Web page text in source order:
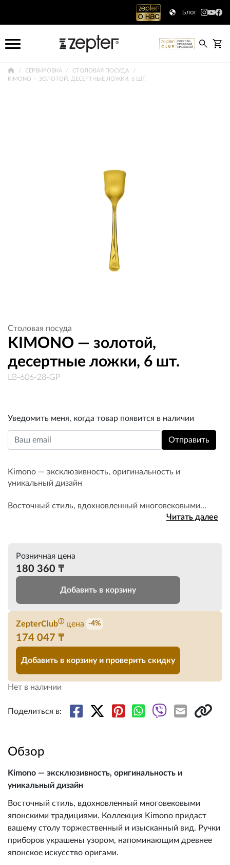
Блог
СЕРВИРОВКА
СТОЛОВАЯ ПОСУДА
KIMONO — ЗОЛОТОЙ, ДЕСЕРТНЫЕ ЛОЖКИ, 6 ШТ.
Столовая посуда
KIMONO — золотой,
десертные ложки, 6 шт.
LB-606-28-GP
Уведомить меня, когда товар появится в наличии
Kimono — эксклюзивность, оригинальность и
уникальный дизайн
Восточный стиль, вдохновленный многовековыми...
Читать далее
Розничная цена
180 360 ₸
Добавить в корзину
ZepterClubⓘ цена -4%
174 047 ₸
Добавить в корзину и проверить скидку
Нет в наличии
Поделиться в:
Обзор
Kimono — эксклюзивность, оригинальность и
уникальный дизайн
Восточный стиль, вдохновленный многовековыми
японскими традициями. Коллекция Kimono придаст
вашему столу торжественный и изысканный вид. Ручки
приборов украшены узором, напоминающим древнее
японское искусство оригами.